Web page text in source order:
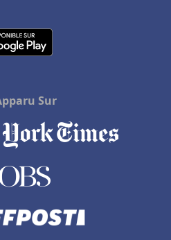
Sur